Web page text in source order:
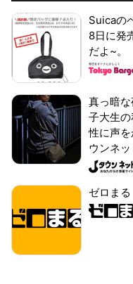
Suicaの
8日に発
だよ~。
真っ暗
子大生
性に声
ウンネッ
ゼロまる